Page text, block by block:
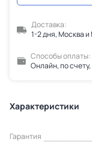
Доставка:
1-2 дня, Москва
Способы оплаты:
Онлайн, по
Характеристики
Гарантия